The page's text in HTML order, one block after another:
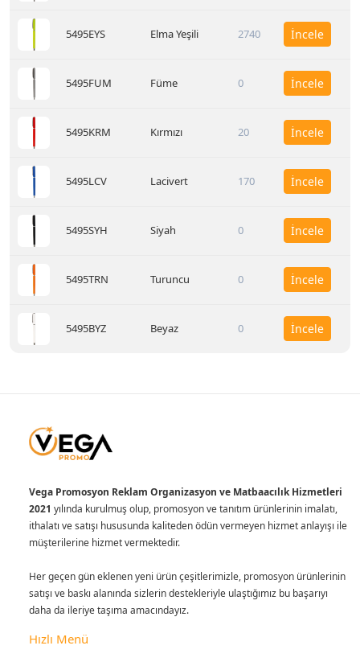
5495EYS Elma Yeşili 2740 İncele
5495FUM Füme 0 İncele
5495KRM Kırmızı 20 İncele
5495LCV Lacivert 170 İncele
5495SYH Siyah 0 İncele
5495TRN Turuncu 0 İncele
5495BYZ Beyaz 0 İncele
Vega Promosyon Reklam Organizasyon ve Matbaacılık Hizmetleri
2021 yılında kurulmuş olup, promosyon ve tanıtım ürünlerinin imalatı,
ithalatı ve satışı hususunda kaliteden ödün vermeyen hizmet anlayışı ile
müşterilerine hizmet vermektedir.
Her geçen gün eklenen yeni ürün çeşitlerimizle, promosyon ürünlerinin
satışı ve baskı alanında sizlerin destekleriyle ulaştığımız bu başarıyı
daha da ileriye taşıma amacındayız.
Hızlı Menü